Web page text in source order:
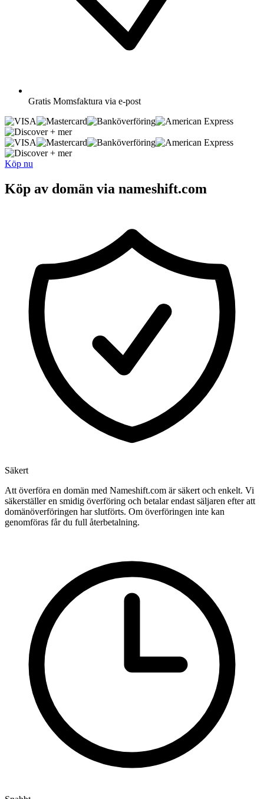
Gratis Momsfaktura via e-post
+ mer
+ mer
Köp nu
Köp av domän via nameshift.com
Säkert
Att överföra en domän med Nameshift.com är säkert och enkelt. Vi
säkerställer en smidig överföring och betalar endast säljaren efter att
domänöverföringen har slutförts. Om överföringen inte kan
genomföras får du full återbetalning.